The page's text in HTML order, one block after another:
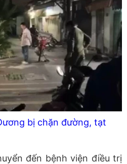
bị chặn đường, tạt
đến bệnh viện điều trị